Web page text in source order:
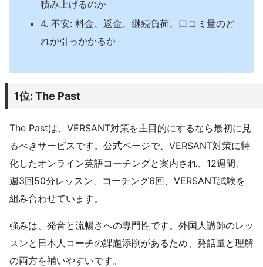
積み上げるのか
4. 不安: 料金、返金、継続負荷、口コミ量のど
れが引っかかるか
1位: The Past
The Pastは、VERSANT対策を主目的にするなら最初に見
るべきサービスです。公式ページで、VERSANT対策に特
化したオンライン英語コーチングと案内され、12週間、
週3回50分レッスン、コーチング6回、VERSANT試験を
組み合わせています。
強みは、発音と流暢さへの専門性です。外国人講師のレッ
スンと日本人コーチの課題添削があるため、発話量と理解
の両方を補いやすいです。